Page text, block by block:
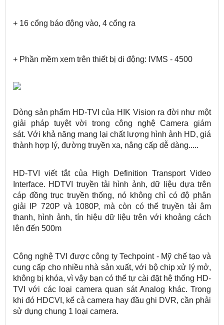
+ 16 cổng báo động vào, 4 cổng ra
+ Phần mềm xem trên thiết bị di động: IVMS - 4500
Dòng sản phẩm HD-TVI của HIK Vision ra đời như một
giải pháp tuyệt vời trong công nghệ Camera giám
sát. Với khả năng mang lại chất lượng hình ảnh HD, giá
thành hợp lý, đường truyền xa, nâng cấp dễ dàng.....
HD-TVI viết tắt của High Definition Transport Video
Interface. HDTVI truyền tải hình ảnh, dữ liệu dựa trên
cáp đồng trục truyền thống, nó không chỉ có độ phân
giải IP 720P và 1080P, mà còn có thể truyền tải âm
thanh, hình ảnh, tín hiệu dữ liệu trên với khoảng cách
lên đến 500m
Công nghệ TVI được công ty Techpoint - Mỹ chế tạo và
cung cấp cho nhiều nhà sản xuất, với bộ chip xử lý mở,
không bị khóa, vì vậy bạn có thể tự cài đặt hệ thống HD-
TVI với các loại camera quan sát Analog khác. Trong
khi đó HDCVI, kể cả camera hay đầu ghi DVR, cần phải
sử dụng chung 1 loại camera.